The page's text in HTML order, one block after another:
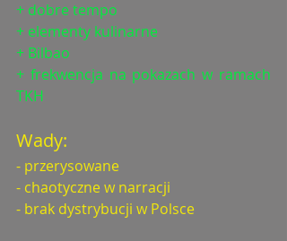
+ dobre tempo
+ elementy kulinarne
+ Bilbao
+ frekwencja na pokazach w ramach
TKH
Wady:
- przerysowane
- chaotyczne w narracji
- brak dystrybucji w Polsce